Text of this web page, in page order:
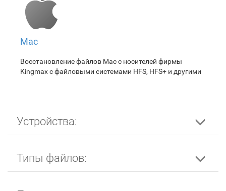
Mac
Восстановление файлов Mac с носителей фирмы
Kingmax с файловыми системами HFS, HFS+ и другими
Устройства:
Типы файлов: